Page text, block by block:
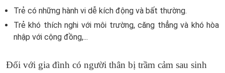
Trẻ có những hành vi dễ kích động và bất thường.
Trẻ khó thích nghi với môi trường, căng thẳng và khó hòa
nhập với cộng đồng,...
Đối với gia đình có người thân bị trầm cảm sau sinh